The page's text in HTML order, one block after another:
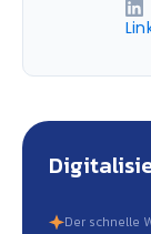
Der schnelle